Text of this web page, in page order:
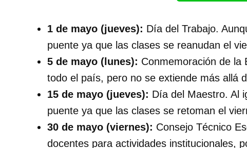
1 de mayo (jueves): Día del Trabajo.
puente ya que las clases se reanudan el
5 de mayo (lunes): Conmemoración de la
todo el país, pero no se extiende más allá
15 de mayo (jueves): Día del Maestro. Al
puente ya que las clases se retoman el
30 de mayo (viernes): Consejo Técnico
docentes para actividades institucionales,